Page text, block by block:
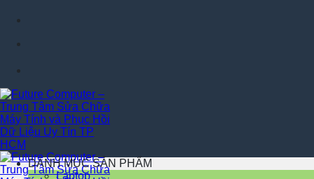
Chuyển
DANH MỤC SẢN PHẨM
Laptop